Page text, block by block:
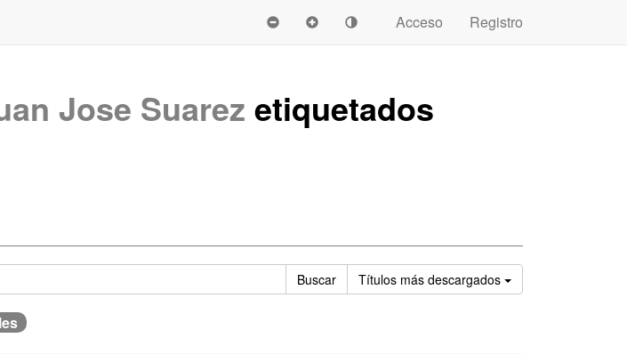
Acceso
Registro
Jose Suarez etiquetados
Buscar Títulos más descargados Ordenar